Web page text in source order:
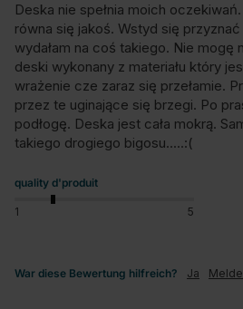
Deska nie spełnia moich
równa się jakoś. Wstyd się
wydałam na coś takiego. Nie mogę
deski wykonany z materiału który
wrażenie cze zaraz się przełamie.
przez te uginające się brzegi. Po
podłogę. Deska jest cała mokrą.
takiego drogiego bigosu.....:(
quality d'produit
1 5
War diese Bewertung hilfreich? Ja